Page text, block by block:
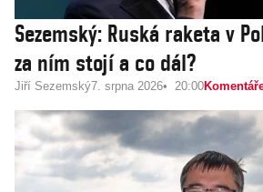
Sezemský: Ruská raketa v
za ním stojí a co dál?
Jiří Sezemský7. srpna 2026 20:00